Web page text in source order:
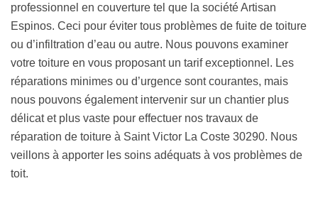
professionnel en couverture tel que la société Artisan
Espinos. Ceci pour éviter tous problèmes de fuite de toiture
ou d’infiltration d’eau ou autre. Nous pouvons examiner
votre toiture en vous proposant un tarif exceptionnel. Les
réparations minimes ou d’urgence sont courantes, mais
nous pouvons également intervenir sur un chantier plus
délicat et plus vaste pour effectuer nos travaux de
réparation de toiture à Saint Victor La Coste 30290. Nous
veillons à apporter les soins adéquats à vos problèmes de
toit.